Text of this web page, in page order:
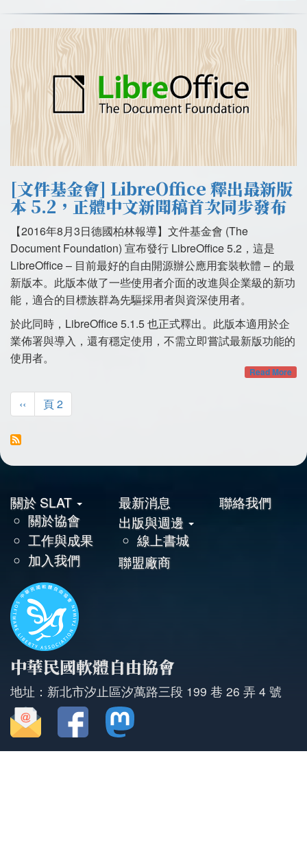
[文件基金會] LibreOffice 釋出最新版
本 5.2，正體中文新聞稿首次同步發布
【2016年8月3日德國柏林報導】文件基金會 (The
Document Foundation) 宣布發行 LibreOffice 5.2，這是
LibreOffice – 目前最好的自由開源辦公應用套裝軟體 – 的最
新版本。此版本做了一些使用者介面的改進與企業級的新功
能，適合的目標族群為先驅採用者與資深使用者。
於此同時，LibreOffice 5.1.5 也正式釋出。此版本適用於企
業佈署與導入，還有穩定使用，不需立即嘗試最新版功能的
使用者。
Read More
Pagination
Previous
page
‹‹ 頁 2
頁
尾
關於 SLAT
關於協會
工作與成果
加入我們
最新消息
出版與週邊
線上書城
聯盟廠商
聯絡我們
中華民國軟體自由協會
地址：新北市汐止區汐萬路三段 199 巷 26 弄 4 號